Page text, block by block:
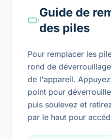
Guide de
des piles
Pour remplacer les
rond de
de l'appareil.
point pour
puis soulevez et
par le haut pour